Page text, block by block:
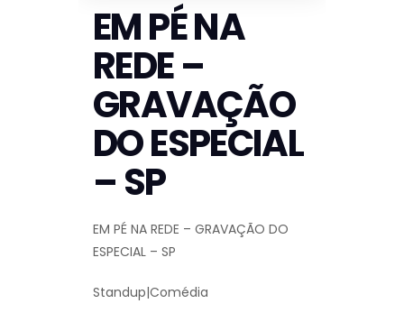
EM PÉ NA
REDE –
GRAVAÇÃO
DO ESPECIAL
– SP
EM PÉ NA REDE – GRAVAÇÃO DO
ESPECIAL – SP
Standup|Comédia